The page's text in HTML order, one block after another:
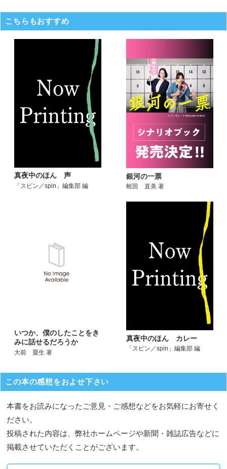
こちらもおすすめ
真夜中のほん 声
「スピン／spin」編集部 編
銀河の一票
蛭田 直美 著
いつか、僕のしたことをき
みに話せるだろうか
大前 粟生 著
真夜中のほん カレー
「スピン／spin」編集部 編
この本の感想をおよせ下さい
本書をお読みになったご意見・ご感想などをお気軽にお寄せく
ださい。
投稿された内容は、弊社ホームページや新聞・雑誌広告などに
掲載させていただくことがございます。